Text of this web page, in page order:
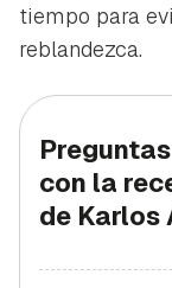
tiempo para
reblandezca.
con la
de Karlos